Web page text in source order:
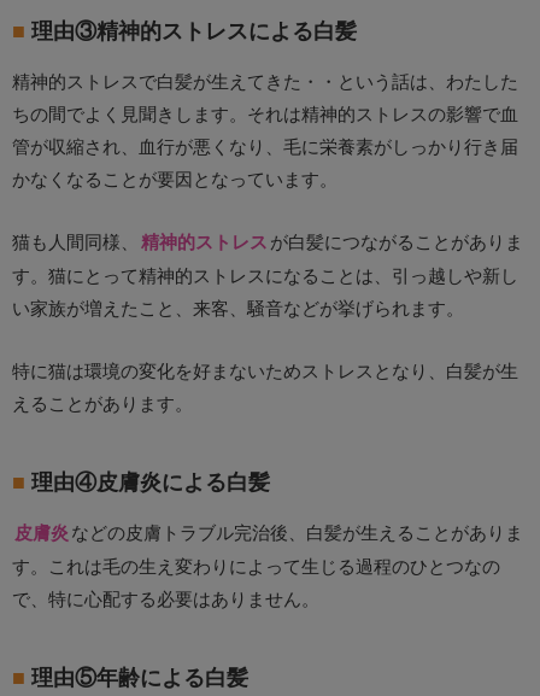
理由③精神的ストレスによる白髪
精神的ストレスで白髪が生えてきた・・という話は、わたした
ちの間でよく見聞きします。それは精神的ストレスの影響で血
管が収縮され、血行が悪くなり、毛に栄養素がしっかり行き届
かなくなることが要因となっています。
猫も人間同様、 精神的ストレスが白髪につながることがありま
す。猫にとって精神的ストレスになることは、引っ越しや新し
い家族が増えたこと、来客、騒音などが挙げられます。
特に猫は環境の変化を好まないためストレスとなり、白髪が生
えることがあります。
理由④皮膚炎による白髪
皮膚炎などの皮膚トラブル完治後、白髪が生えることがありま
す。これは毛の生え変わりによって生じる過程のひとつなの
で、特に心配する必要はありません。
理由⑤年齢による白髪